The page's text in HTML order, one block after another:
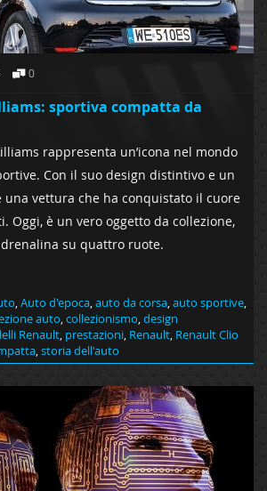
0
sportiva compatta da
rappresenta un’icona nel mondo
Con il suo design distintivo e un
una vettura che ha conquistato il cuore
Oggi, è un vero oggetto da collezione,
su quattro ruote.
,Auto d'epoca,auto da corsa,auto sportive,
auto,collezionismo,design
Renault, prestazioni, Renault, Renault Clio
,storia dell'auto